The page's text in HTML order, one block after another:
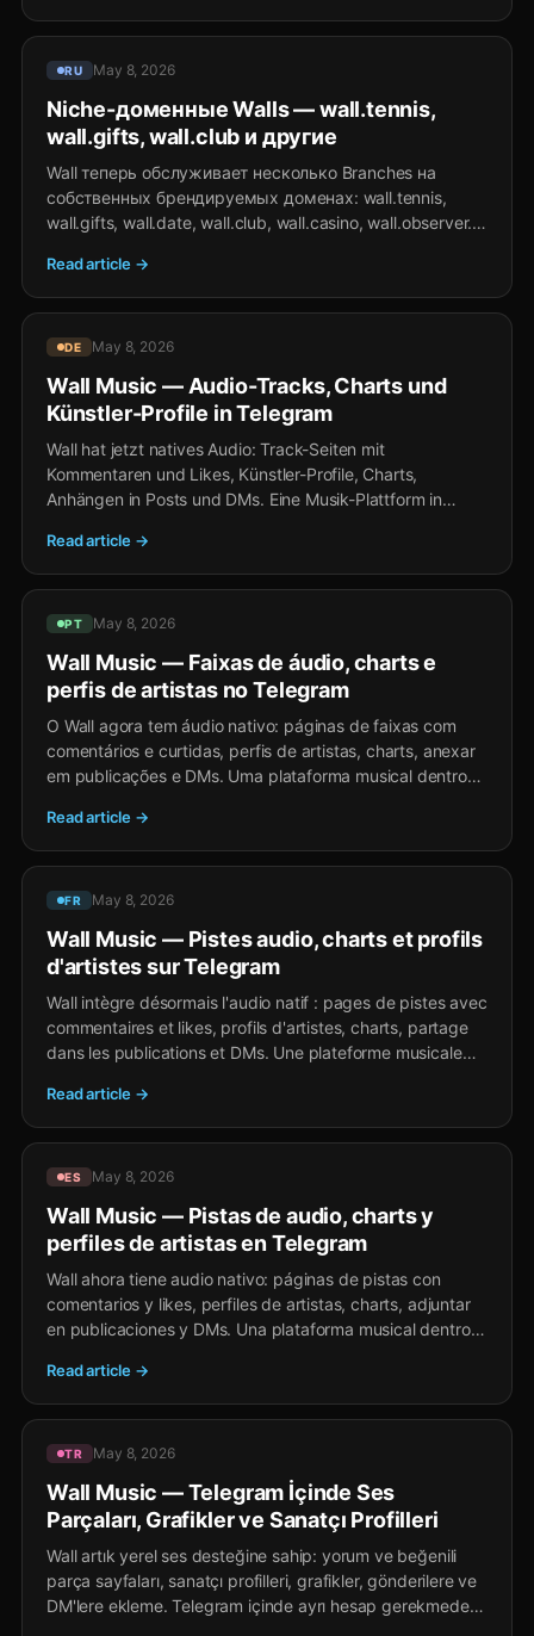
RU May 8, 2026
Niche-доменные Walls — wall.tennis,
wall.gifts, wall.club и другие
Wall теперь обслуживает несколько Branches на
собственных брендируемых доменах: wall.tennis,
wall.gifts, wall.date, wall.club, wall.casino, wall.observer.
тот же Wall-feed внутри.
Read article →
DE May 8, 2026
Wall Music — Audio-Tracks, Charts und
Künstler-Profile in Telegram
Wall hat jetzt natives Audio: Track-Seiten mit
Kommentaren und Likes, Künstler-Profile, Charts,
Anhängen in Posts und DMs. Eine Musik-Plattform in
Creator-Einnahmen über TON-Tipps und Stars-
Geschenke.
Read article →
PT May 8, 2026
Wall Music — Faixas de áudio, charts e
perfis de artistas no Telegram
O Wall agora tem áudio nativo: páginas de faixas com
comentários e curtidas, perfis de artistas, charts, anexar
em publicações e DMs. Uma plataforma musical dentro
receita para criadores via gorjetas TON e presentes em
Stars.
Read article →
FR May 8, 2026
Wall Music — Pistes audio, charts et profils
d'artistes sur Telegram
Wall intègre désormais l'audio natif : pages de pistes avec
commentaires et likes, profils d'artistes, charts, partage
dans les publications et DMs. Une plateforme musicale
avec des revenus pour les créateurs via pourboires TON
et cadeaux en Stars.
Read article →
ES May 8, 2026
Wall Music — Pistas de audio, charts y
perfiles de artistas en Telegram
Wall ahora tiene audio nativo: páginas de pistas con
comentarios y likes, perfiles de artistas, charts, adjuntar
en publicaciones y DMs. Una plataforma musical dentro
ingresos para creadores vía propinas TON y regalos en
Stars.
Read article →
TR May 8, 2026
Wall Music — Telegram İçinde Ses
Parçaları, Grafikler ve Sanatçı Profilleri
Wall artık yerel ses desteğine sahip: yorum ve beğenili
parça sayfaları, sanatçı profilleri, grafikler, gönderilere ve
DM'lere ekleme. Telegram içinde ayrı hesap gerekmeden,